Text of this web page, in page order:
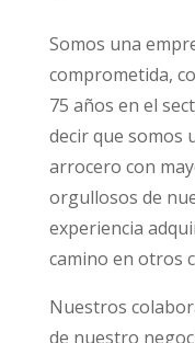
Somos una
comprometida,
75 años en el
decir que somos
arrocero con
orgullosos de
experiencia
camino en otros
Nuestros
de nuestro